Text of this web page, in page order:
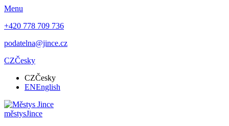
Menu
+420 778 709 736
podatelna@jince.cz
CZČesky
CZČesky
ENEnglish
městysJince